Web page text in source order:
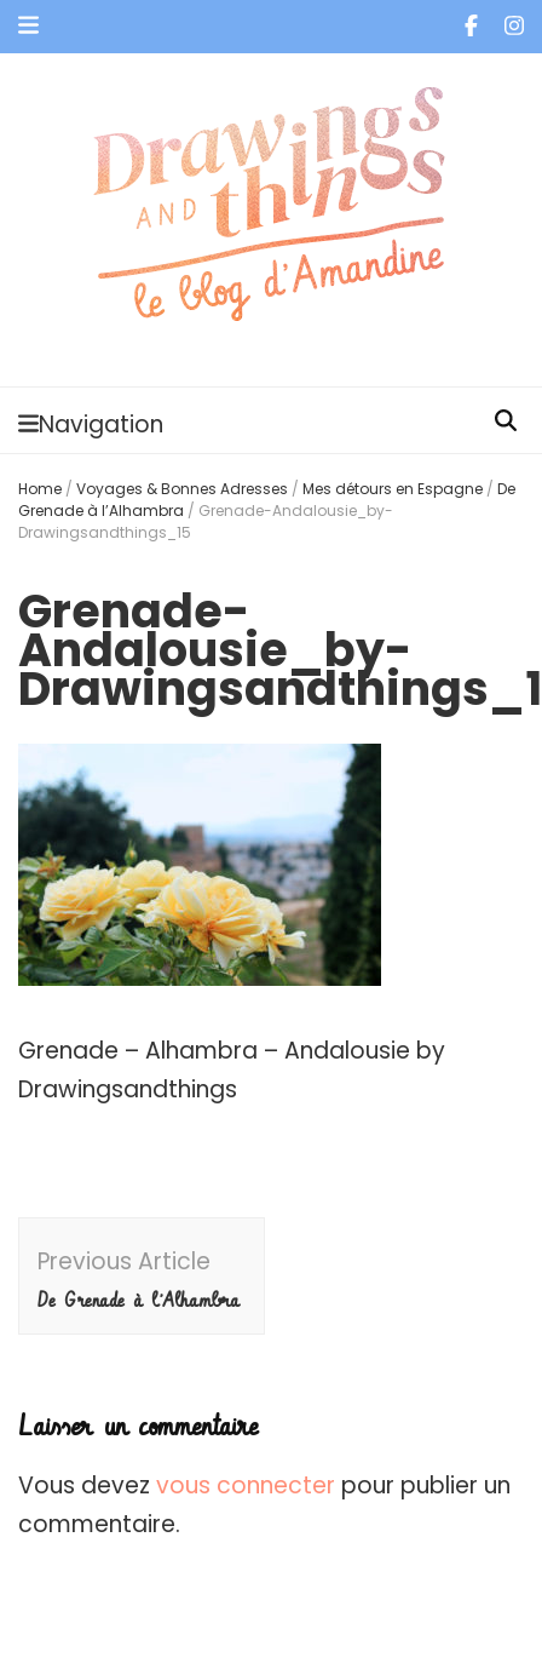
Navigation
Home / Voyages & Bonnes Adresses / Mes détours en Espagne / De
Grenade à l’Alhambra / Grenade-Andalousie_by-
Drawingsandthings_15
Grenade-
Andalousie_by-
Grenade – Alhambra – Andalousie by
Drawingsandthings
Navigation
Previous Article
De Grenade à l’Alhambra
Laisser un commentaire
Vous devez vous connecter pour publier un
commentaire.